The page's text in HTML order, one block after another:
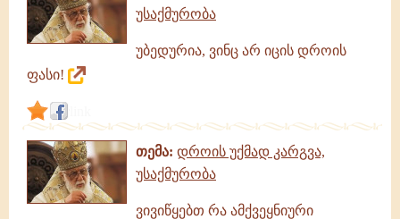
გამონათქვამები
დროის
უქმად
უსაქმურობა
უსაქმურობა
უბედურია, ვინც არ იცის დროის
ფასი!
თემა: დროის უქმად კარგვა,
უსაქმურობა
ვივიწყებთ რა ამქვეყნიური